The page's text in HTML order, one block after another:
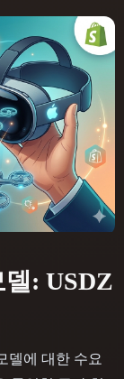
Medieval
Photorealistic
Stylized
: USDZ
델에 대한 수요